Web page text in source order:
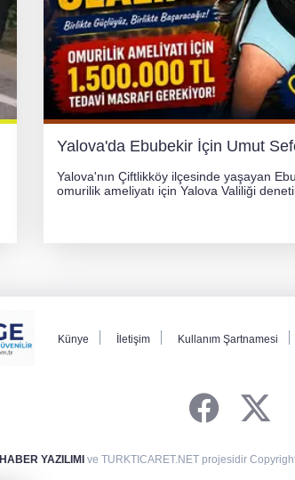
Yalova'da Ebubekir İçin Umut
Yalova'nın Çiftlikköy ilçesinde yaşayan
omurilik ameliyatı için Yalova Valiliği
Künye İletişim Kullanım Şartnamesi
HABER YAZILIMI ve TURKTICARET.NET projesidir